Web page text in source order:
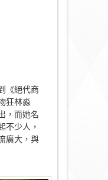
《絕代商
狂林淼
，而她名
不少人，
廣大，與